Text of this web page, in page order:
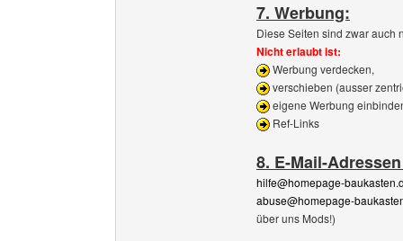
7. Werbung:
Diese Seiten sind zwar auch
Nicht erlaubt ist:
Werbung verdecken,
verschieben (ausser
eigene Werbung
Ref-Links
8. E-Mail-
hilfe@homepage-
abuse@homepage-
über uns Mods!)